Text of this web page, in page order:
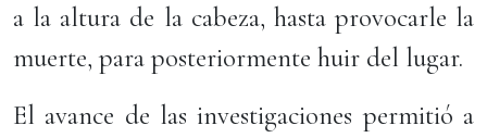
a la altura de la cabeza, hasta provocarle la
muerte, para posteriormente huir del lugar.
El avance de las investigaciones permitió a